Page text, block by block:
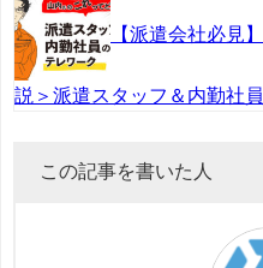
【派遣会社必見
説＞派遣スタッフ＆内勤社
この記事を書いた人